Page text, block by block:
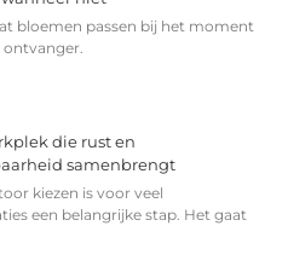
bloemen passen bij het moment
die rust en
samenbrengt
kiezen is voor veel
een belangrijke stap. Het gaat